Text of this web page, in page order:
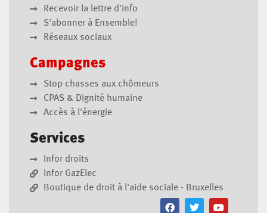
Recevoir la lettre d'info
S'abonner à Ensemble!
Réseaux sociaux
Campagnes
Stop chasses aux chômeurs
CPAS & Dignité humaine
Accès à l'énergie
Services
Infor droits
Infor GazElec
Boutique de droit à l'aide sociale - Bruxelles